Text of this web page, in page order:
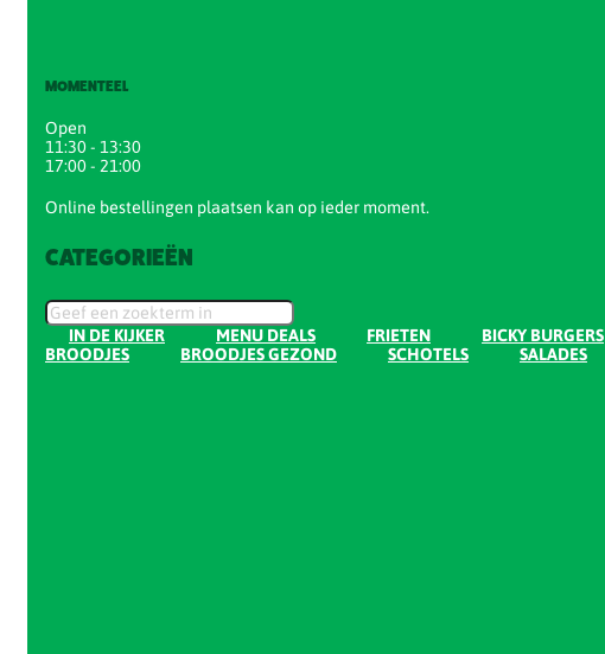
MOMENTEEL
Open
11:30 - 13:30
17:00 - 21:00
Online bestellingen plaatsen kan op ieder moment.
CATEGORIEËN
IN DE KIJKER MENU DEALS FRIETEN BICKY BURGERS
BROODJES
BROODJES GEZOND SCHOTELS SALADES